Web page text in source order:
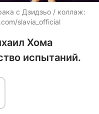
с Дзидзьо / коллаж:
slavia_official
Хома
испытаний.